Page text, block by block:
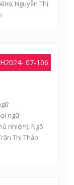
Nguyễn Thị
07-106
ngữ
nhiệm), Ngô
Thị Thảo